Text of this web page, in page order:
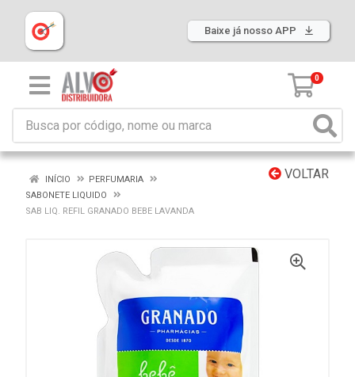
Baixe já nosso APP
0
VOLTAR
INÍCIO
PERFUMARIA
SABONETE LIQUIDO
SAB LIQ. REFIL GRANADO BEBE LAVANDA